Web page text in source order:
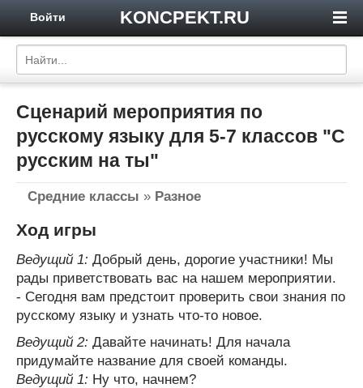
KONCPEKT.RU
Войти
Сценарий мероприятия по
русскому языку для 5-7 классов "С
русским на ты"
Средние классы » Разное
Ход игры
Ведущий 1: Добрый день, дорогие участники! Мы
рады приветствовать вас на нашем мероприятии.
- Сегодня вам предстоит проверить свои знания по
русскому языку и узнать что-то новое.
Ведущий 2: Давайте начинать! Для начала
придумайте название для своей команды.
Ведущий 1: Ну что, начнем?